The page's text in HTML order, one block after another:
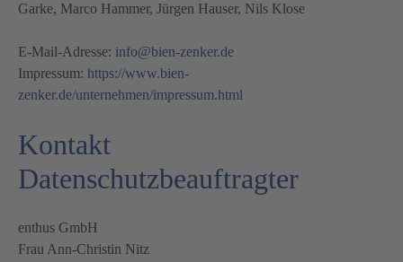
Garke, Marco Hammer, Jürgen Hauser, Nils Klose
E-Mail-Adresse: info@bien-zenker.de
Impressum: https://www.bien-
zenker.de/unternehmen/impressum.html
Kontakt
Datenschutzbeauftragter
enthus GmbH
Frau Ann-Christin Nitz